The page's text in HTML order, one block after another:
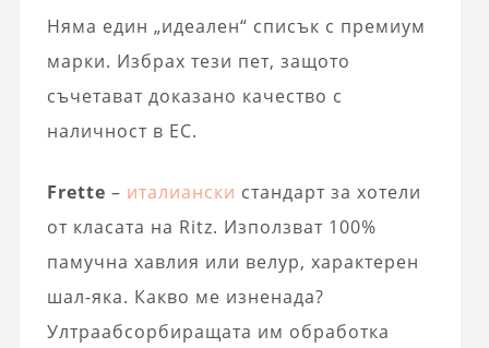
Няма един „идеален“ списък с премиум
марки. Избрах тези пет, защото
съчетават доказано качество с
наличност в ЕС.
Frette – италиански стандарт за хотели
от класата на Ritz. Използват 100%
памучна хавлия или велур, характерен
шал-яка. Какво ме изненада?
Ултраабсорбиращата им обработка